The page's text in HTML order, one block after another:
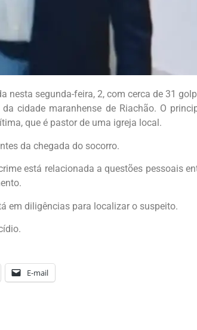
nesta segunda-feira, 2, com cerca de 31
cidade maranhense de Riachão. O
que é pastor de uma igreja local.
da chegada do socorro.
está relacionada a questões pessoais
em diligências para localizar o suspeito.
E-mail